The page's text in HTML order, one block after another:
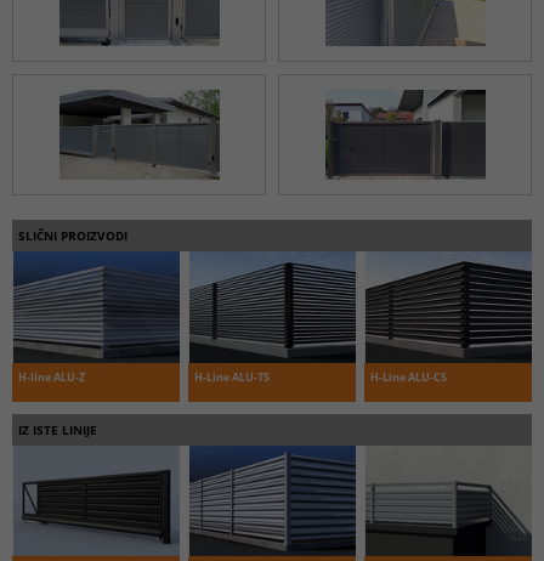
SLIČNI PROIZVODI
H-line ALU-Z H-Line ALU-TS H-Line ALU-CS
IZ ISTE LINIJE